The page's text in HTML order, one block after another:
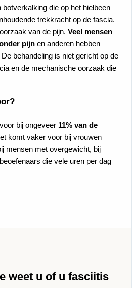
die op het hielbeen
trekkracht op de fascia.
van de pijn. Veel mensen
pijnen anderen hebben
behandeling is niet gericht op de
en de mechanische oorzaak die
bij ongeveer 11% van de
komt vaker voor bij vrouwen
mensen met overgewicht, bij
die vele uren per dag
weet u of u fasciitis